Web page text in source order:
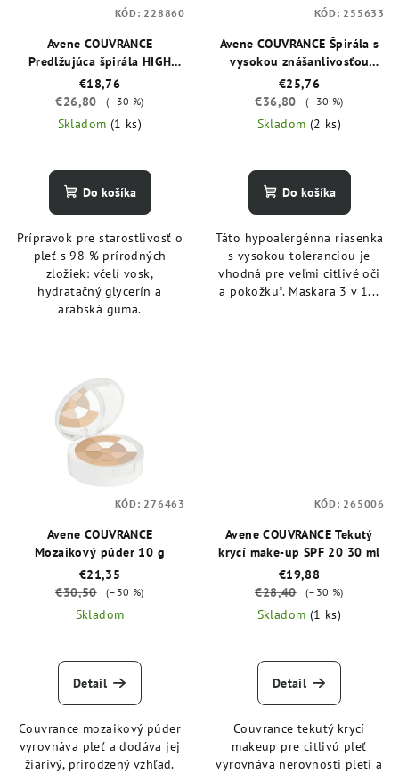
Avene COUVRANCE
Predlžujúca špirála HIGH
DEFINITION čierna 7 ml
€18,76
€26,80
(–30 %)
Skladom (1 ks)
Do košíka
Prípravok pre starostlivosť o
pleť s 98 % prírodných
zložiek: včelí vosk,
hydratačný glycerín a
arabská guma.
KÓD: 228860
Avene COUVRANCE Špirála s
vysokou znášanlivosťou
čierna 7 ml
€25,76
€36,80
(–30 %)
Skladom (2 ks)
Do košíka
Táto hypoalergénna riasenka
s vysokou toleranciou je
vhodná pre veľmi citlivé oči
a pokožku*. Maskara 3 v 1...
KÓD: 255633
Avene COUVRANCE
Mozaikový púder 10 g
€21,35
€30,50
(–30 %)
Skladom
Detail
Couvrance mozaikový púder
vyrovnáva pleť a dodáva jej
žiarivý, prirodzený vzhľad.
KÓD: 276463
Avene COUVRANCE Tekutý
krycí make-up SPF 20 30 ml
€19,88
€28,40
(–30 %)
Skladom (1 ks)
Detail
Couvrance tekutý krycí
makeup pre citlivú pleť
vyrovnáva nerovnosti pleti a
KÓD: 265006